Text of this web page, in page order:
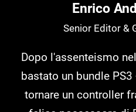
Enrico
Senior Editor &
Dopo l'assenteismo
bastato un bundle
tornare un controller